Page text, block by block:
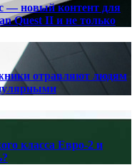
— новый контент для
Quest II и не только
отравляют людям
класса Евро-2 и